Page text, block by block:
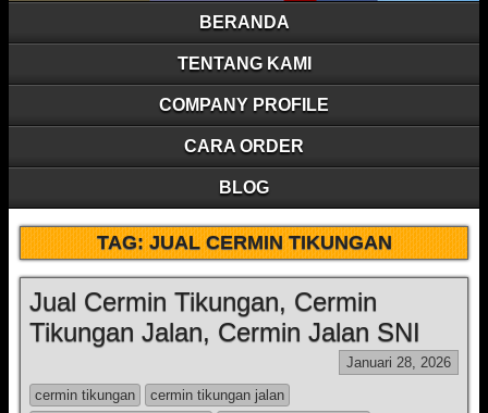
BERANDA
TENTANG KAMI
COMPANY PROFILE
CARA ORDER
BLOG
TAG:JUAL CERMIN TIKUNGAN
Jual Cermin Tikungan, Cermin
Tikungan Jalan, Cermin Jalan SNI
Januari 28, 2026
cermin tikungan
cermin tikungan jalan